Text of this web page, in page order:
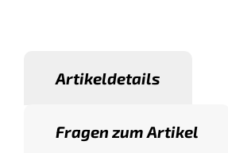
Artikeldetails
Fragen zum Artikel